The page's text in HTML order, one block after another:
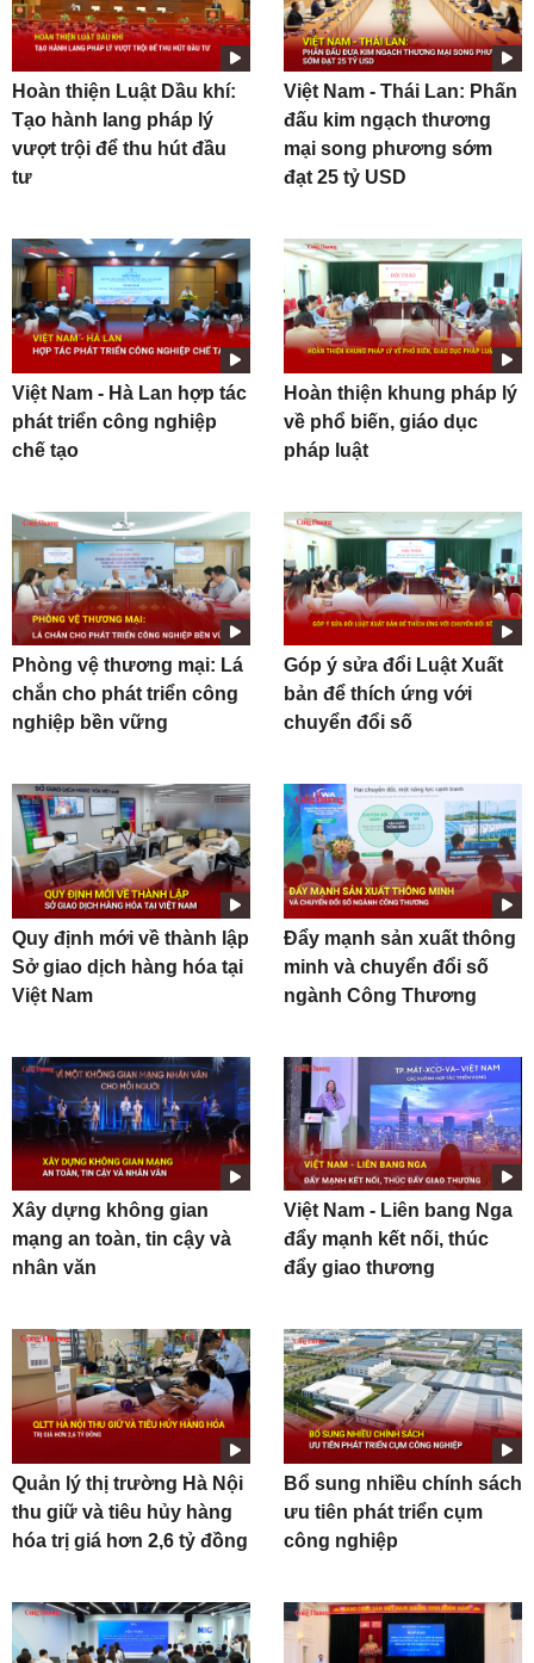
Hoàn thiện Luật Dầu khí:
Tạo hành lang pháp lý
vượt trội để thu hút đầu
tư
Việt Nam - Thái Lan: Phấn
đấu kim ngạch thương
mại song phương sớm
đạt 25 tỷ USD
Việt Nam - Hà Lan hợp tác
phát triển công nghiệp
chế tạo
Hoàn thiện khung pháp lý
về phổ biến, giáo dục
pháp luật
Phòng vệ thương mại: Lá
chắn cho phát triển công
nghiệp bền vững
Góp ý sửa đổi Luật Xuất
bản để thích ứng với
chuyển đổi số
Quy định mới về thành lập
Sở giao dịch hàng hóa tại
Việt Nam
Đẩy mạnh sản xuất thông
minh và chuyển đổi số
ngành Công Thương
Xây dựng không gian
mạng an toàn, tin cậy và
nhân văn
Việt Nam - Liên bang Nga
đẩy mạnh kết nối, thúc
đẩy giao thương
Quản lý thị trường Hà Nội
thu giữ và tiêu hủy hàng
hóa trị giá hơn 2,6 tỷ đồng
Bổ sung nhiều chính sách
ưu tiên phát triển cụm
công nghiệp